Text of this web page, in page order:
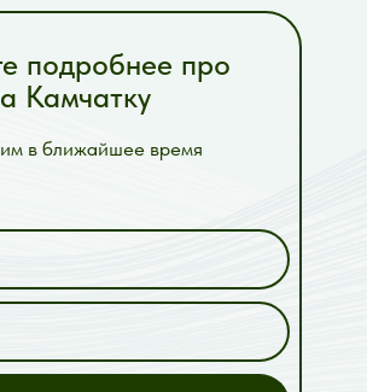
подробнее про
Камчатку
в ближайшее время